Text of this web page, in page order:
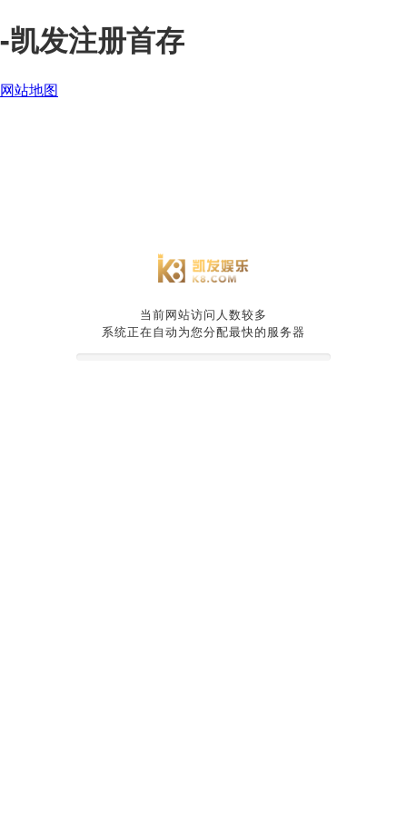
-凯发注册首存
当前网站访问人数较多
系统正在自动为您分配最快的服务器
网站地图